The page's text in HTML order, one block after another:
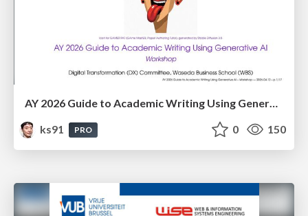
AY 2026 Guide to Academic Writing Using Generative AI - Workshop
ks91
PRO 0 150